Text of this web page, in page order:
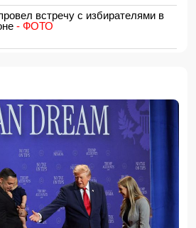
встречу с избирателями в
- ФОТО
Сибига проводят встречу в
в розовый цвет в честь победы
обвинявшейся в
КСИР